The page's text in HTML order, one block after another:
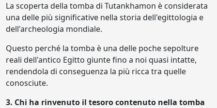
La scoperta della tomba di Tutankhamon è considerata
una delle più significative nella storia dell'egittologia e
dell'archeologia mondiale.
Questo perché la tomba è una delle poche sepolture
reali dell'antico Egitto giunte fino a noi quasi intatte,
rendendola di conseguenza la più ricca tra quelle
conosciute.
3. Chi ha rinvenuto il tesoro contenuto nella tomba